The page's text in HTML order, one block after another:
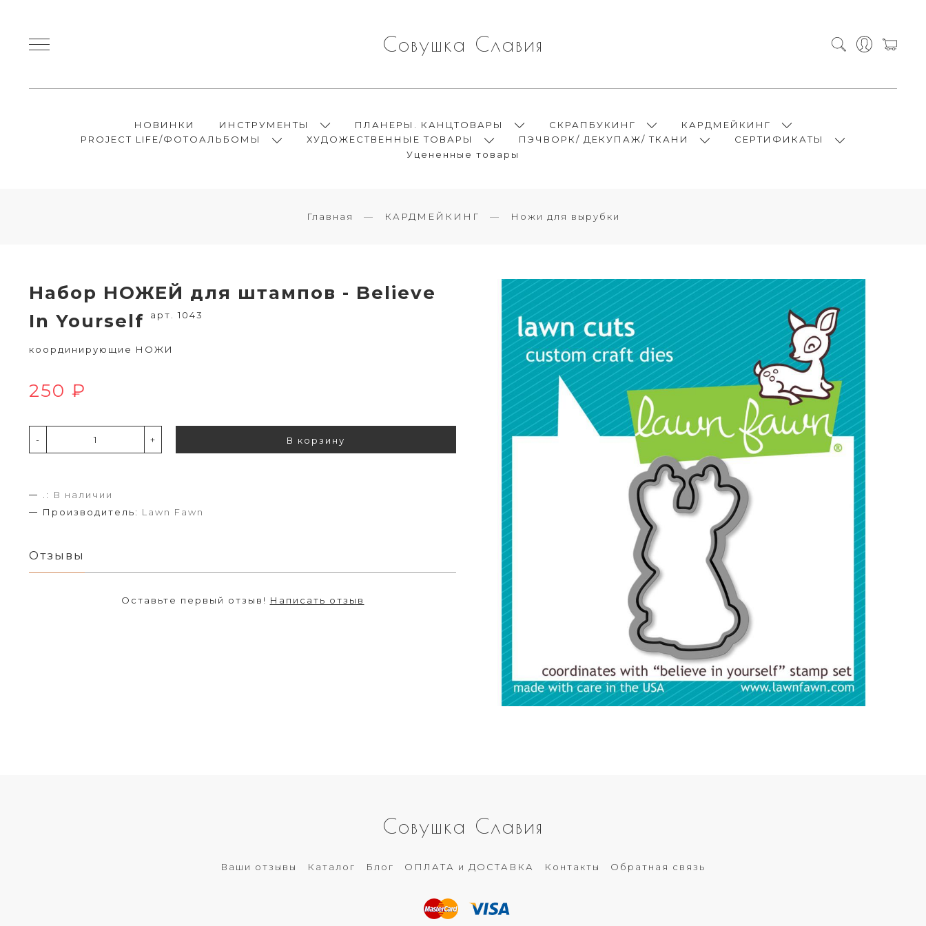
Совушка Славия
НОВИНКИ ИНСТРУМЕНТЫ ПЛАНЕРЫ. КАНЦТОВАРЫ СКРАПБУКИНГ
КАРДМЕЙКИНГ
PROJECT LIFE/ФОТОАЛЬБОМЫ
ХУДОЖЕСТВЕННЫЕ ТОВАРЫ ПЭЧВОРК/ ДЕКУПАЖ/ ТКАНИ
СЕРТИФИКАТЫ
Уцененные товары
Главная КАРДМЕЙКИНГ Ножи для вырубки
Набор НОЖЕЙ для штампов - Believe
In Yourself
арт. 1043
координирующие НОЖИ
250 ₽
- + В корзину
.:
В наличии
Производитель: Lawn Fawn
Отзывы
Оставьте первый отзыв! Написать отзыв
Совушка Славия
Ваши отзывы Каталог Блог ОПЛАТА и ДОСТАВКА Контакты Обратная связь